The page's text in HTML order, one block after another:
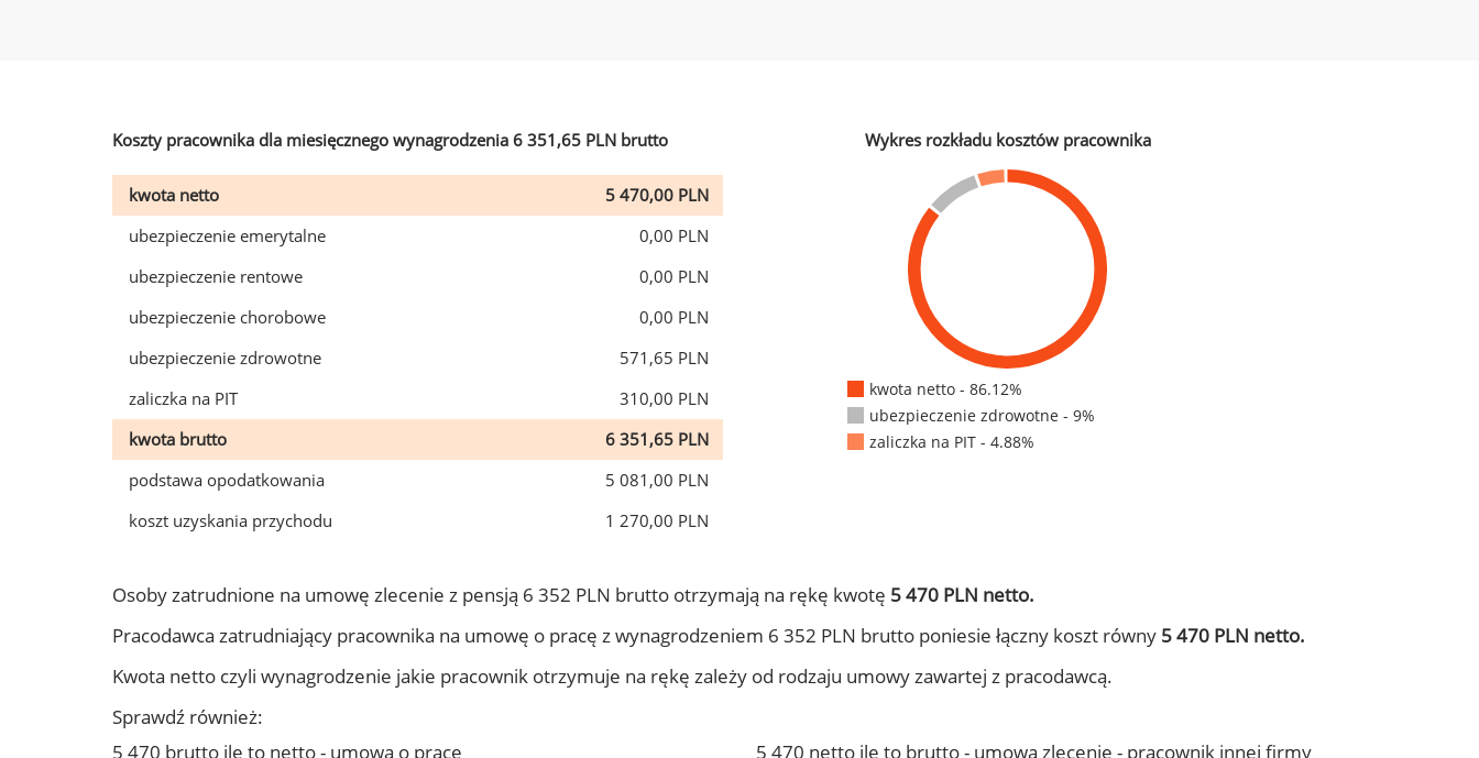
Koszty pracownika dla miesięcznego wynagrodzenia 6 351,65 PLN brutto
kwota netto
5 470,00 PLN
ubezpieczenie emerytalne
0,00 PLN
ubezpieczenie rentowe
0,00 PLN
ubezpieczenie chorobowe
0,00 PLN
ubezpieczenie zdrowotne
571,65 PLN
zaliczka na PIT
310,00 PLN
kwota brutto
6 351,65 PLN
podstawa opodatkowania
5 081,00 PLN
koszt uzyskania przychodu
1 270,00 PLN
Wykres rozkładu kosztów pracownika
kwota netto - 86.12%
ubezpieczenie zdrowotne - 9%
zaliczka na PIT - 4.88%
Osoby zatrudnione na umowę zlecenie z pensją 6 352 PLN brutto otrzymają na rękę kwotę 5 470 PLN netto.
Pracodawca zatrudniający pracownika na umowę o pracę z wynagrodzeniem 6 352 PLN brutto poniesie łączny koszt równy 5 470 PLN netto.
Kwota netto czyli wynagrodzenie jakie pracownik otrzymuje na rękę zależy od rodzaju umowy zawartej z pracodawcą.
Sprawdź również:
5 470 brutto ile to netto - umowa o pracę
5 470 netto ile to brutto - umowa zlecenie - pracownik innej firmy